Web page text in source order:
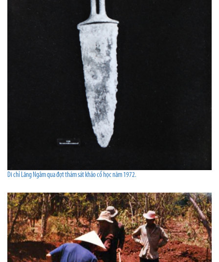
Di chỉ Lãng Ngâm qua đợt thám sát khảo cổ học năm 1972.